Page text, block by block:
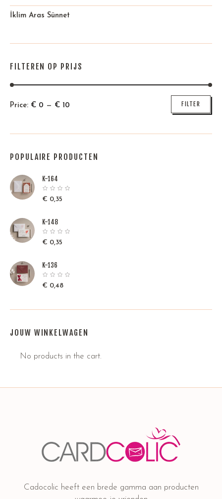
İklim Aras Sünnet
FILTEREN OP PRIJS
Min
Max
FILTER
Price: € 0 — € 10
POPULAIRE PRODUCTEN
K-164
€ 0,35
K-148
€ 0,35
K-136
€ 0,48
JOUW WINKELWAGEN
No products in the cart.
Cadocolic heeft een brede gamma aan producten